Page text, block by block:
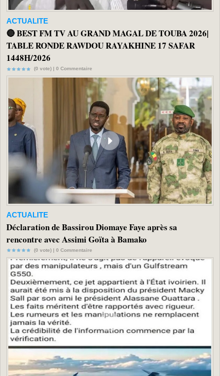
ACTUALITE
🔴 BEST FM TV AU GRAND MAGAL DE TOUBA 2026|
TABLE RONDE RAWDOU RAYAKHINE 17 SAFAR
1448H/2026
(0 vote) | 0 Commentaire
ACTUALITE
Déclaration de Bassirou Diomaye Faye après sa
rencontre avec Assimi Goïta à Bamako
(0 vote) | 0 Commentaire